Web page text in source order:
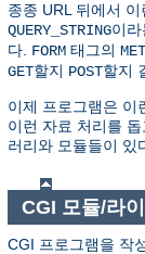
종종 URL 뒤에서
QUERY_STRING이
다. FORM 태그의
GET할지 POST할지
이제 프로그램은 이
이런 자료 처리를
러리와 모듈들이 있
CGI 모듈/라
CGI 프로그램을 작